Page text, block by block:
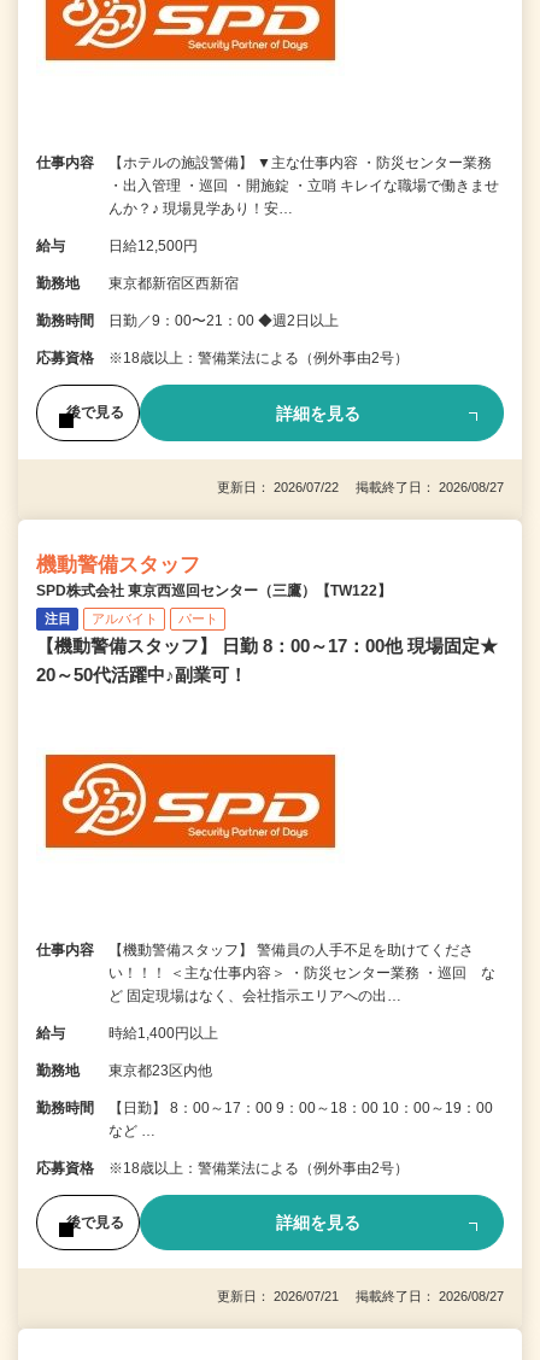
仕事内容
【ホテルの施設警備】 ▼主な仕事内容 ・防災センター業務
・出入管理 ・巡回 ・開施錠 ・立哨 キレイな職場で働きませ
んか？♪ 現場見学あり！安…
給与 日給12,500円
勤務地 東京都新宿区西新宿
勤務時間 日勤／9：00〜21：00 ◆週2日以上
応募資格 ※18歳以上：警備業法による（例外事由2号）
後で見る 詳細を見る
更新日： 2026/07/22 掲載終了日： 2026/08/27
機動警備スタッフ
SPD株式会社 東京西巡回センター（三鷹）【TW122】
注目 アルバイト パート
【機動警備スタッフ】 日勤 8：00～17：00他 現場固定★
20～50代活躍中♪副業可！
仕事内容
【機動警備スタッフ】 警備員の人手不足を助けてくださ
い！！！ ＜主な仕事内容＞ ・防災センター業務 ・巡回 な
ど 固定現場はなく、会社指示エリアへの出…
給与 時給1,400円以上
勤務地 東京都23区内他
勤務時間
【日勤】 8：00～17：00 9：00～18：00 10：00～19：00
など …
応募資格 ※18歳以上：警備業法による（例外事由2号）
後で見る 詳細を見る
更新日： 2026/07/21 掲載終了日： 2026/08/27